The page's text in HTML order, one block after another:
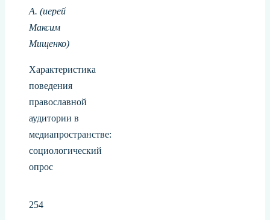
А. (иерей
Максим
Мищенко)
Характеристика
поведения
православной
аудитории в
медиапространстве:
социологический
опрос
254